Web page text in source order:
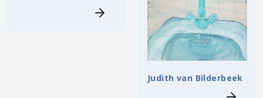
Judith van Bilderbeek